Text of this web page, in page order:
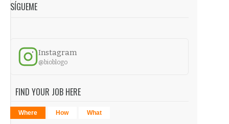
SÍGUEME
Instagram
@bioblogo
FIND YOUR JOB HERE
Where How What